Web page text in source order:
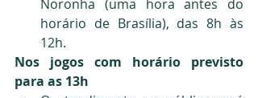
Noronha (uma hora antes do
horário de Brasília), das 8h às
12h.
Nos jogos com horário previsto
para as 13h